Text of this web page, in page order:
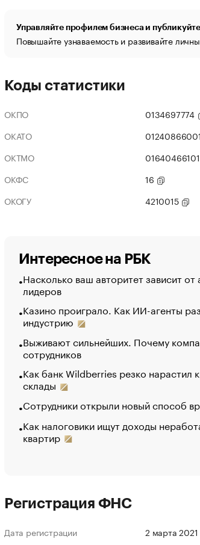
Управляйте профилем бизнеса и
Повышайте узнаваемость и развивайте
Коды статистики
ОКПО
0134697774
ОКАТО
01240866001
ОКТМО
01640466101
ОКФС
16
ОКОГУ
4210015
Интересное на РБК
Насколько ваш авторитет зависит
лидеров
Казино проиграло. Как ИИ-агенты
индустрию
Выживают сильнейших. Почему
сотрудников
Как банк Wildberries резко нарастил
склады
Сотрудники открыли новый способ
Как налоговики ищут доходы
квартир
Регистрация ФНС
Дата регистрации
2 марта 2021